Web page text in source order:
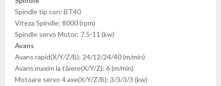
Spindle tip con: BT40
Viteza Spindle: 8000 (rpm)
Spindle servo Motor: 7.5-11 (kw)
Avans
Avans rapid(X/Y/Z/B): 24/12/24/40 (m/min)
Avans maxim la tăiere(X/Y/Z): 6 (m/min)
Motoare servo 4 axe(X/Y/Z/B): 3/3/3/3 (kw)